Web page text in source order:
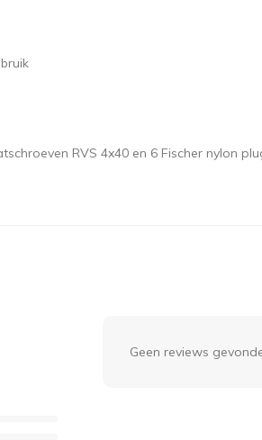
RVS 4x40 en 6 Fischer nylon
Geen reviews